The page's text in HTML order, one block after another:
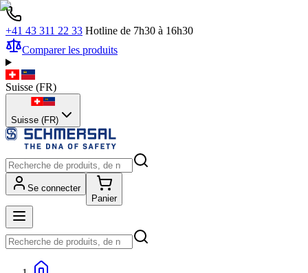
+41 43 311 22 33 Hotline de 7h30 à 16h30
Comparer les produits
Suisse (FR)
Suisse (FR)
Se connecter
Panier